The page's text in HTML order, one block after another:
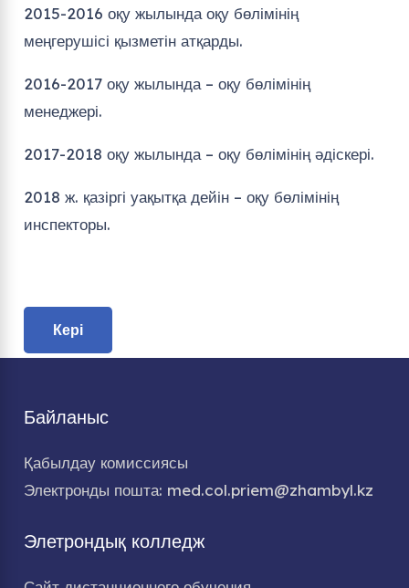
2015-2016 оқу жылында оқу бөлімінің
меңгерушісі қызметін атқарды.
2016-2017 оқу жылында – оқу бөлімінің
менеджері.
2017-2018 оқу жылында – оқу бөлімінің әдіскері.
2018 ж. қазіргі уақытқа дейін – оқу бөлімінің
инспекторы.
Кері
Байланыс
Қабылдау комиссиясы
Электронды пошта: med.col.priem@zhambyl.kz
Элетрондық колледж